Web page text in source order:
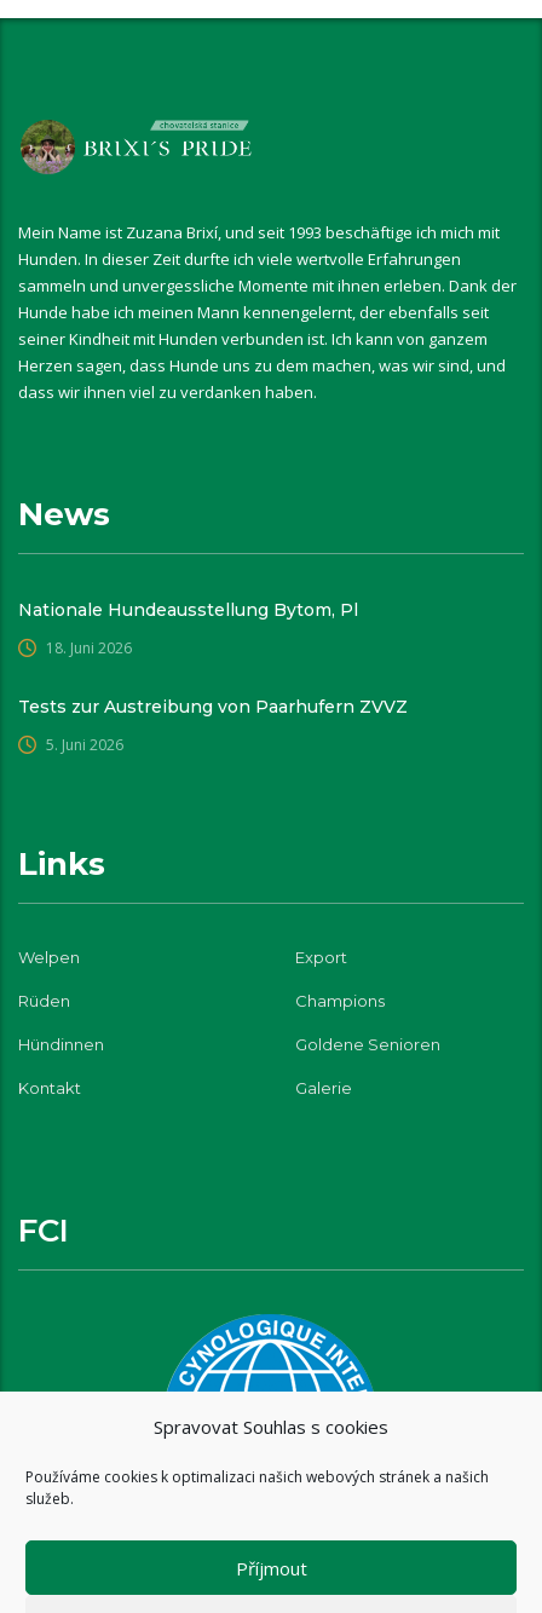
Spravovat Souhlas s cookies
Používáme cookies k optimalizaci našich webových stránek a našich
služeb.
Příjmout
Mein Name ist Zuzana Brixí, und seit 1993 beschäftige ich mich mit
Hunden. In dieser Zeit durfte ich viele wertvolle Erfahrungen
sammeln und unvergessliche Momente mit ihnen erleben. Dank der
Hunde habe ich meinen Mann kennengelernt, der ebenfalls seit
seiner Kindheit mit Hunden verbunden ist. Ich kann von ganzem
Herzen sagen, dass Hunde uns zu dem machen, was wir sind, und
dass wir ihnen viel zu verdanken haben.
News
Nationale Hundeausstellung Bytom, Pl
18. Juni 2026
Tests zur Austreibung von Paarhufern ZVVZ
5. Juni 2026
Links
Welpen Export
Rüden Champions
Hündinnen Goldene Senioren
Kontakt Galerie
FCI